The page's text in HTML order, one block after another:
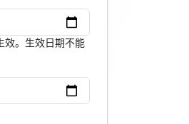
效。生效日期不能